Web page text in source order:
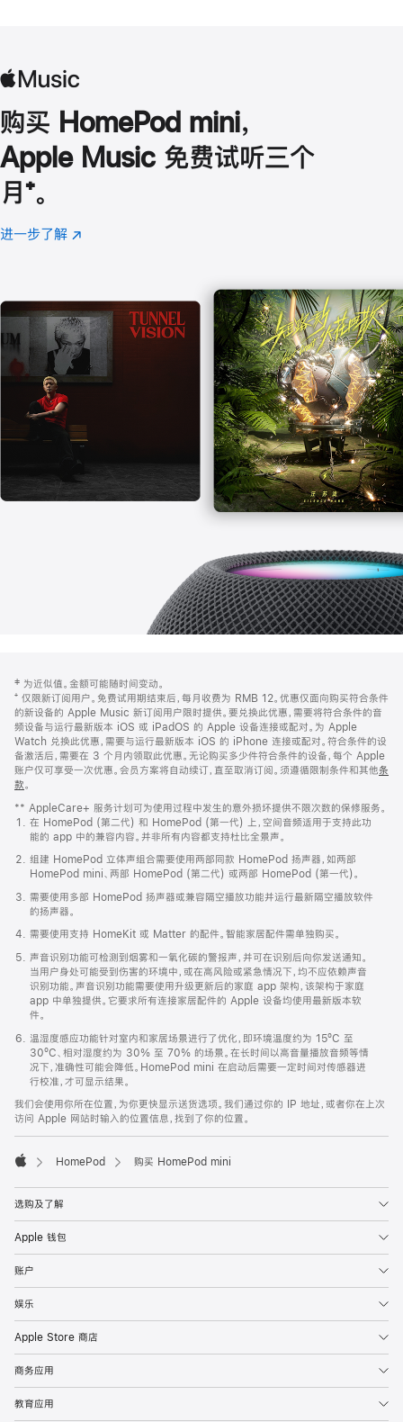
购买 HomePod mini，
Apple Music 免费试听三个
月 脚
注
⁺。
进一步了解 Apple
(在
口
中
打
开)
页
页
脚
注
‡ 为近似值。金额可能随时间变动。
⁺ 仅限新订阅用户。免费试用期结束后，每月收费为 RMB 12。优惠仅面向购买符合条件
的新设备的 Apple Music 新订阅用户限时提供。要兑换此优惠，需要将符合条件的音
频设备与运行最新版本 iOS 或 iPadOS 的 Apple 设备连接或配对。为 Apple
Watch 兑换此优惠，需要与运行最新版本 iOS 的 iPhone 连接或配对。符合条件的设
备激活后，需要在 3 个月内领取此优惠。无论购买多少件符合条件的设备，每个 Apple
账户仅可享受一次优惠。会员方案将自动续订，直至取消订阅。须遵循限制条件和其他条
款。
窗
口
中
打
开)
** AppleCare+ 服务计划可为使用过程中发生的意外损坏提供不限次数的保修服务。
在 HomePod (第二代) 和 HomePod (第一代) 上，空间音频适用于支持此功
能的 app 中的兼容内容。并非所有内容都支持杜比全景声。
组建 HomePod 立体声组合需要使用两部同款 HomePod 扬声器，如两部
HomePod mini、两部 HomePod (第二代) 或两部 HomePod (第一代)。
需要使用多部 HomePod 扬声器或兼容隔空播放功能并运行最新隔空播放软件
的扬声器。
需要使用支持 HomeKit 或 Matter 的配件。智能家居配件需单独购买。
声音识别功能可检测到烟雾和一氧化碳的警报声，并可在识别后向你发送通知。
当用户身处可能受到伤害的环境中，或在高风险或紧急情况下，均不应依赖声音
识别功能。声音识别功能需要使用升级更新后的家庭 app 架构，该架构于家庭
app 中单独提供。它要求所有连接家居配件的 Apple 设备均使用最新版本软
件。
温湿度感应功能针对室内和家居场景进行了优化，即环境温度约为 15ºC 至
30ºC、相对湿度约为 30% 至 70% 的场景。在长时间以高音量播放音频等情
况下，准确性可能会降低。HomePod mini 在启动后需要一定时间对传感器进
行校准，才可显示结果。
我们会使用你所在位置，为你更快显示送货选项。我们通过你的 IP 地址，或者你在上次
访问 Apple 网站时输入的位置信息，找到了你的位置。
HomePod 购买 HomePod mini
选购及了解
Apple 钱包
账户
娱乐
Apple Store 商店
商务应用
教育应用